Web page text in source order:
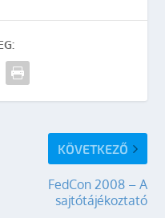
KÖVETKEZŐ
FedCon 2008 – A
sajtótájékoztató